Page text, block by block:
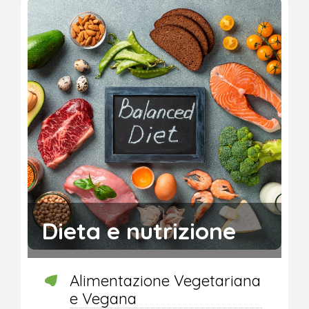
Dieta e nutrizione
Alimentazione Vegetariana
e Vegana